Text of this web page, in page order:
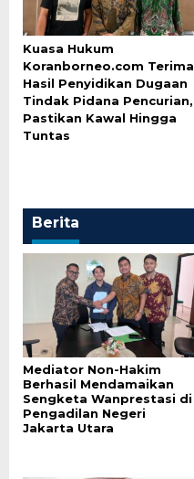
Kuasa Hukum
Koranborneo.com Terima
Hasil Penyidikan Dugaan
Tindak Pidana Pencurian,
Pastikan Kawal Hingga
Tuntas
Berita
Mediator Non-Hakim
Berhasil Mendamaikan
Sengketa Wanprestasi di
Pengadilan Negeri
Jakarta Utara